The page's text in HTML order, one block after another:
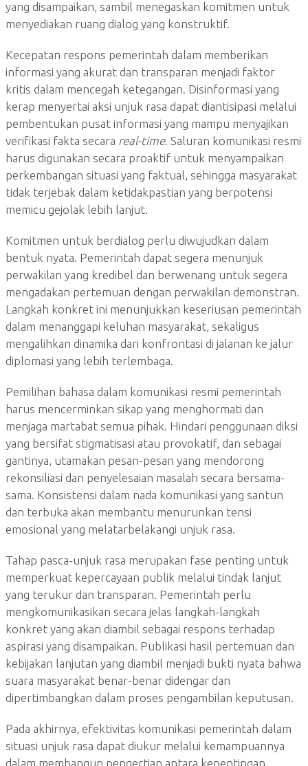
yang disampaikan, sambil menegaskan komitmen untuk
menyediakan ruang dialog yang konstruktif.
Kecepatan respons pemerintah dalam memberikan
informasi yang akurat dan transparan menjadi faktor
kritis dalam mencegah ketegangan. Disinformasi yang
kerap menyertai aksi unjuk rasa dapat diantisipasi melalui
pembentukan pusat informasi yang mampu menyajikan
verifikasi fakta secara real-time. Saluran komunikasi resmi
harus digunakan secara proaktif untuk menyampaikan
perkembangan situasi yang faktual, sehingga masyarakat
tidak terjebak dalam ketidakpastian yang berpotensi
memicu gejolak lebih lanjut.
Komitmen untuk berdialog perlu diwujudkan dalam
bentuk nyata. Pemerintah dapat segera menunjuk
perwakilan yang kredibel dan berwenang untuk segera
mengadakan pertemuan dengan perwakilan demonstran.
Langkah konkret ini menunjukkan keseriusan pemerintah
dalam menanggapi keluhan masyarakat, sekaligus
mengalihkan dinamika dari konfrontasi di jalanan ke jalur
diplomasi yang lebih terlembaga.
Pemilihan bahasa dalam komunikasi resmi pemerintah
harus mencerminkan sikap yang menghormati dan
menjaga martabat semua pihak. Hindari penggunaan diksi
yang bersifat stigmatisasi atau provokatif, dan sebagai
gantinya, utamakan pesan-pesan yang mendorong
rekonsiliasi dan penyelesaian masalah secara bersama-
sama. Konsistensi dalam nada komunikasi yang santun
dan terbuka akan membantu menurunkan tensi
emosional yang melatarbelakangi unjuk rasa.
Tahap pasca-unjuk rasa merupakan fase penting untuk
memperkuat kepercayaan publik melalui tindak lanjut
yang terukur dan transparan. Pemerintah perlu
mengkomunikasikan secara jelas langkah-langkah
konkret yang akan diambil sebagai respons terhadap
aspirasi yang disampaikan. Publikasi hasil pertemuan dan
kebijakan lanjutan yang diambil menjadi bukti nyata bahwa
suara masyarakat benar-benar didengar dan
dipertimbangkan dalam proses pengambilan keputusan.
Pada akhirnya, efektivitas komunikasi pemerintah dalam
situasi unjuk rasa dapat diukur melalui kemampuannya
dalam membangun pengertian antara kepentingan